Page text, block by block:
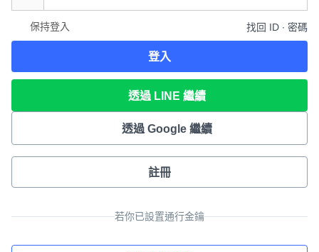
保持登入 找回 ID ∙ 密碼
登入
透過 LINE 繼續
透過 Google 繼續
註冊
若你已設置通行金鑰